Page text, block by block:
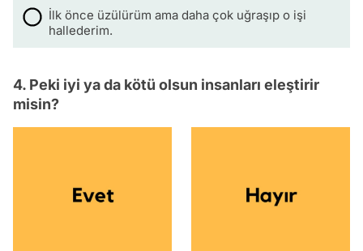
İlk önce üzülürüm ama daha çok uğraşıp o işi
hallederim.
4. Peki iyi ya da kötü olsun insanları eleştirir
misin?